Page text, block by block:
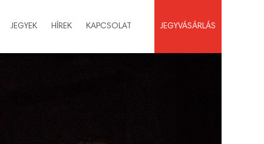
JEGYEK HÍREK KAPCSOLAT JEGYVÁSÁRLÁS